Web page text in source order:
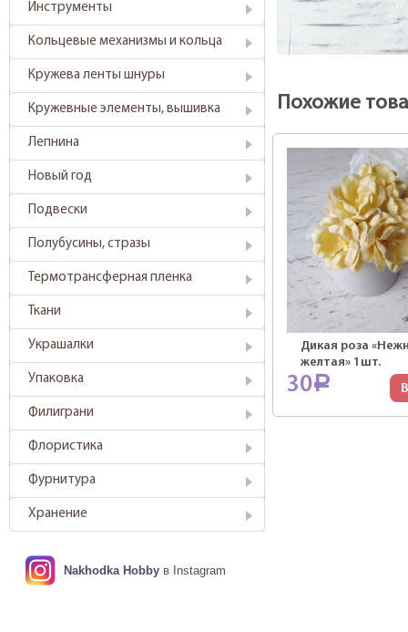
Инструменты
Кольцевые механизмы и кольца
Кружева ленты шнуры
Кружевные элементы, вышивка
Лепнина
Новый год
Подвески
Полубусины, стразы
Термотрансферная пленка
Ткани
Украшалки
Упаковка
Филиграни
Флористика
Фурнитура
Хранение
Nakhodka Hobby в Instagram
Похожие
Дикая роза
желтая» 1шт.
30Р